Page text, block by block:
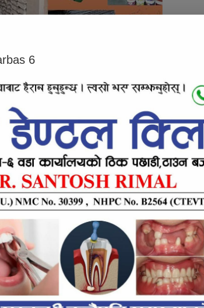
एक लाख २६ हजार ७५२ मत प्राप्त
छ भने नेपाली कम्युनिस्ट पार्टीले ७४
#2
३३७, नागरिक उन्मुक्ति पार्टी नेपालले
२४३ मत प्राप्त गरेका छन्। अन्य
आयोगले जनाएको छ।
6